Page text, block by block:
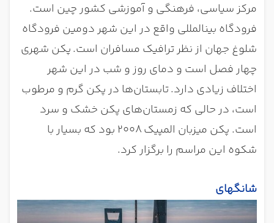
مرکز سیاسی، فرهنگی و آموزشی کشور چین است.
فرودگاه بینالمللی واقع در این شهر دومین فرودگاه
شلوغ جهان از نظر ترافیک مسافران است.پکن شهری
چهار فصل است و دمای روز و شب در این شهر
اختلاف زیادی دارد.تابستان‌ها در پکن گرم و مرطوب
است، در حالی که زمستان‌های پکن خشک و سرد
است. پکن میزبان المپیک 2008 بود که بسیار با
شکوه این مراسم را برگزار کرد.
شانگهای